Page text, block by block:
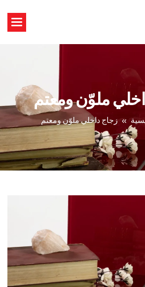
ملوّن ومعتم
زجاج داخلي ملوّن ومعتم